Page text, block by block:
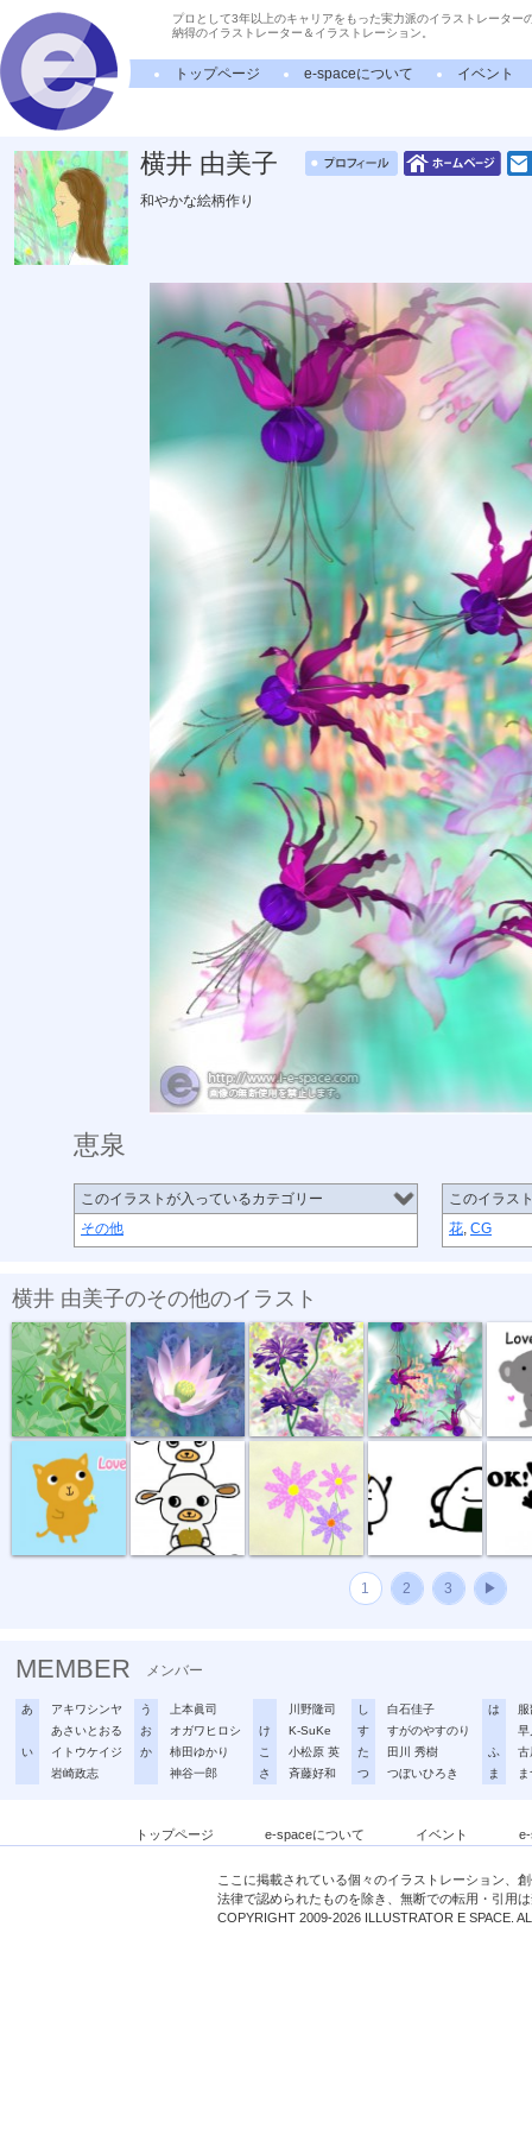
プロとして3年以上のキャリアをもった実力派のイラストレーター
納得のイラストレーター＆イラストレーション。
トップページ e-spaceについて イベント
横井 由美子
和やかな絵柄作り
恵泉
このイラストが入っているカテゴリー
その他
このイラス
花, CG
横井 由美子のその他のイラスト
翠彩花 夢蓮 優風
ネコ 秋 ちよ君 コスモス おにぎりヨネ君 フレ
1 2 3 ▶
MEMBER メンバー
あ
アキワシンヤ
あさいとおる
い
イトウケイジ
岩崎政志
う
上本眞司
お
オガワヒロシ
か
柿田ゆかり
神谷一郎
川野隆司
け
K-SuKe
こ
小松原 英
さ
斉藤好和
し
白石佳子
す
すがのやすのり
た
田川 秀樹
つ
つぼいひろき
は
早
ふ
古
ま
トップページ e-spaceについて イベント
ここに掲載されている個々のイラストレーション、
法律で認められたものを除き、無断での転用・引用
COPYRIGHT 2009-2026 ILLUSTRATOR E SPACE.